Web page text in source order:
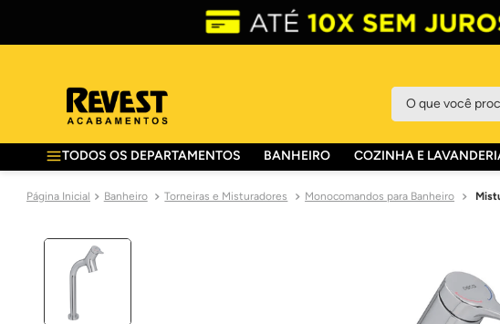
O que você
TODOS OS DEPARTAMENTOS BANHEIRO COZINHA E
Banheiro Torneiras e Misturadores Monocomandos para Banheiro